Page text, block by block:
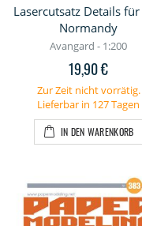
Lasercutsatz Details für
Normandy
Avangard - 1:200
19,90 €
Zur Zeit nicht vorrätig.
Lieferbar in 127 Tagen
IN DEN WARENKORB